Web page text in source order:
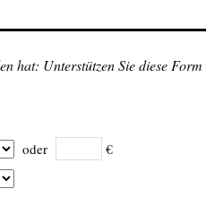
hat: Unterstützen Sie diese Form
oder €